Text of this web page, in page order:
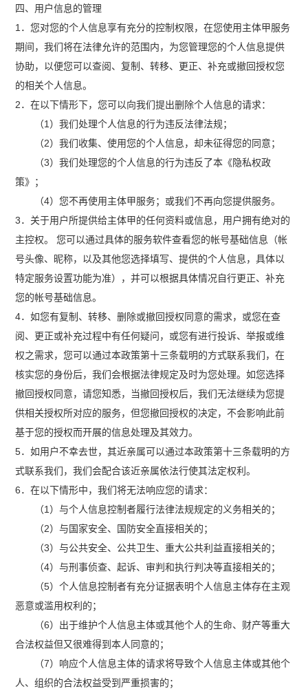
四、用户信息的管理
1．您对您的个人信息享有充分的控制权限，在您使用主体甲服务
期间，我们将在法律允许的范围内，为您管理您的个人信息提供
协助，以便您可以查阅、复制、转移、更正、补充或撤回授权您
的相关个人信息。
2．在以下情形下，您可以向我们提出删除个人信息的请求：
（1）我们处理个人信息的行为违反法律法规；
（2）我们收集、使用您的个人信息，却未征得您的同意；
（3）我们处理您的个人信息的行为违反了本《隐私权政
策》；
（4）您不再使用主体甲服务；或我们不再向您提供服务。
3．关于用户所提供给主体甲的任何资料或信息，用户拥有绝对的
主控权。 您可以通过具体的服务软件查看您的帐号基础信息（帐
号头像、昵称，以及其他您选择填写、提供的个人信息，具体以
特定服务设置功能为准），并可以根据具体情况自行更正、补充
您的帐号基础信息。
4．如您有复制、转移、删除或撤回授权同意的需求，或您在查
阅、更正或补充过程中有任何疑问，或您有进行投诉、举报或维
权之需求，您可以通过本政策第十三条载明的方式联系我们，在
核实您的身份后，我们会根据法律规定及时为您处理。如您选择
撤回授权同意，请您知悉，当撤回授权后，我们无法继续为您提
供相关授权所对应的服务，但您撤回授权的决定，不会影响此前
基于您的授权而开展的信息处理及其效力。
5．如用户不幸去世，其近亲属可以通过本政策第十三条载明的方
式联系我们，我们会配合该近亲属依法行使其法定权利。
6．在以下情形中，我们将无法响应您的请求：
（1）与个人信息控制者履行法律法规规定的义务相关的；
（2）与国家安全、国防安全直接相关的；
（3）与公共安全、公共卫生、重大公共利益直接相关的；
（4）与刑事侦查、起诉、审判和执行判决等直接相关的；
（5）个人信息控制者有充分证据表明个人信息主体存在主观
恶意或滥用权利的；
（6）出于维护个人信息主体或其他个人的生命、财产等重大
合法权益但又很难得到本人同意的；
（7）响应个人信息主体的请求将导致个人信息主体或其他个
人、组织的合法权益受到严重损害的；